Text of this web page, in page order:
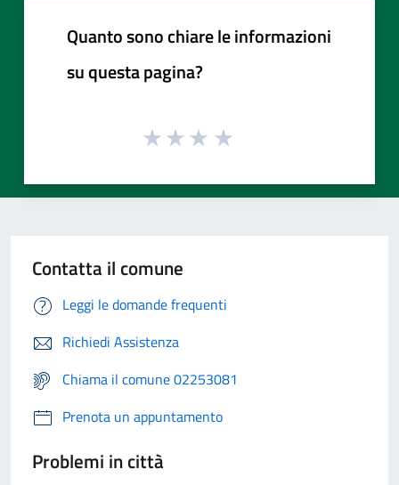
Quanto sono chiare le informazioni
su questa pagina?
Contatta il comune
Leggi le domande frequenti
Richiedi Assistenza
Chiama il comune 02253081
Prenota un appuntamento
Problemi in città